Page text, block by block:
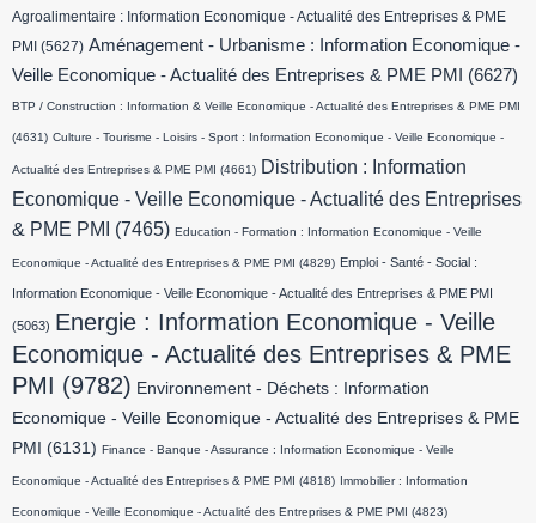
Agroalimentaire : Information Economique - Actualité des Entreprises & PME
PMI (5627) Aménagement - Urbanisme : Information Economique -
Veille Economique - Actualité des Entreprises & PME PMI
(6627)
BTP / Construction : Information & Veille Economique - Actualité des Entreprises & PME PMI
(4631) Culture - Tourisme - Loisirs - Sport : Information Economique - Veille Economique -
Actualité des Entreprises & PME PMI (4661) Distribution : Information
Economique - Veille Economique - Actualité des Entreprises
& PME PMI
(7465) Education - Formation : Information Economique - Veille
Economique - Actualité des Entreprises & PME PMI (4829) Emploi - Santé - Social :
Information Economique - Veille Economique - Actualité des Entreprises & PME PMI
(5063) Energie : Information Economique - Veille
Economique - Actualité des Entreprises & PME
PMI (9782) Environnement - Déchets : Information
Economique - Veille Economique - Actualité des Entreprises & PME
PMI
(6131) Finance - Banque - Assurance : Information Economique - Veille
Economique - Actualité des Entreprises & PME PMI (4818) Immobilier : Information
Economique - Veille Economique - Actualité des Entreprises & PME PMI (4823)